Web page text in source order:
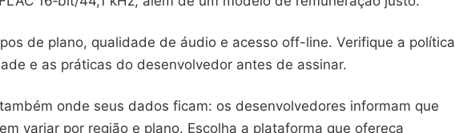
de plano, qualidade de áudio e acesso off-line. Verifique a política
e as práticas do desenvolvedor antes de assinar.
onde seus dados ficam: os desenvolvedores informam que
variar por região e plano. Escolha a plataforma que ofereça